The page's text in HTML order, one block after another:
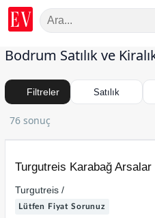
Bodrum Satılık ve
Filtreler Satılık
76 sonuç
Turgutreis Karabağ Arsalar
Turgutreis /
Lütfen Fiyat Sorunuz